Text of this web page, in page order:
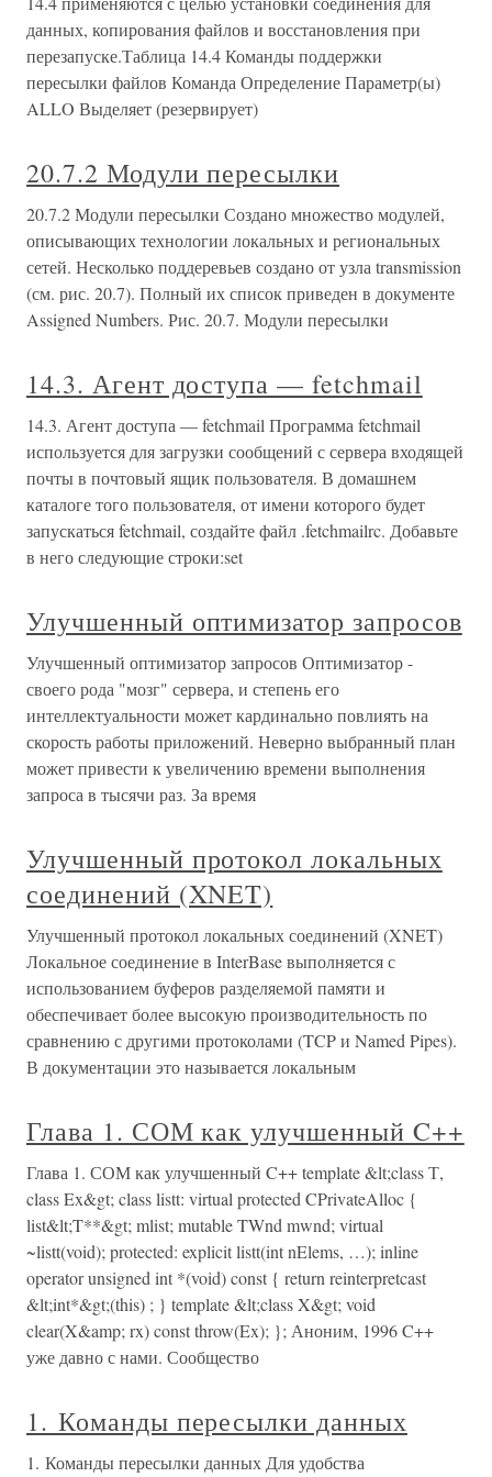
данных, копирования файлов и восстановления при
перезапуске.Таблица 14.4 Команды поддержки
пересылки файлов Команда Определение Параметр(ы)
ALLO Выделяет (резервирует)
20.7.2 Модули пересылки
20.7.2 Модули пересылки Создано множество модулей,
описывающих технологии локальных и региональных
сетей. Несколько поддеревьев создано от узла transmission
(см. рис. 20.7). Полный их список приведен в документе
Assigned Numbers. Рис. 20.7. Модули пересылки
14.3. Агент доступа — fetchmail
14.3. Агент доступа — fetchmail Программа fetchmail
используется для загрузки сообщений с сервера входящей
почты в почтовый ящик пользователя. В домашнем
каталоге того пользователя, от имени которого будет
запускаться fetchmail, создайте файл .fetchmailrc. Добавьте
в него следующие строки:set
Улучшенный оптимизатор запросов
Улучшенный оптимизатор запросов Оптимизатор -
своего рода "мозг" сервера, и степень его
интеллектуальности может кардинально повлиять на
скорость работы приложений. Неверно выбранный план
может привести к увеличению времени выполнения
запроса в тысячи раз. За время
Улучшенный протокол локальных
соединений (XNET)
Улучшенный протокол локальных соединений (XNET)
Локальное соединение в InterBase выполняется с
использованием буферов разделяемой памяти и
обеспечивает более высокую производительность по
сравнению с другими протоколами (TCP и Named Pipes).
В документации это называется локальным
Глава 1. СОМ как улучшенный C++
Глава 1. СОМ как улучшенный C++ template &lt;class Т,
class Ex&gt; class listt: virtual protected CPrivateAlloc {
list&lt;T**&gt; mlist; mutable TWnd mwnd; virtual
~listt(void); protected: explicit listt(int nElems, …); inline
operator unsigned int *(void) const { return reinterpretcast
&lt;int*&gt;(this) ; } template &lt;class X&gt; void
clear(X&amp; rx) const throw(Ex); }; Аноним, 1996 C++
уже давно с нами. Сообщество
1. Команды пересылки данных
1. Команды пересылки данных Для удобства